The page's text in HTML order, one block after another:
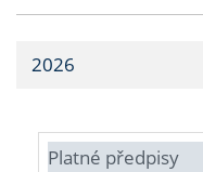
2026
Platné předpisy